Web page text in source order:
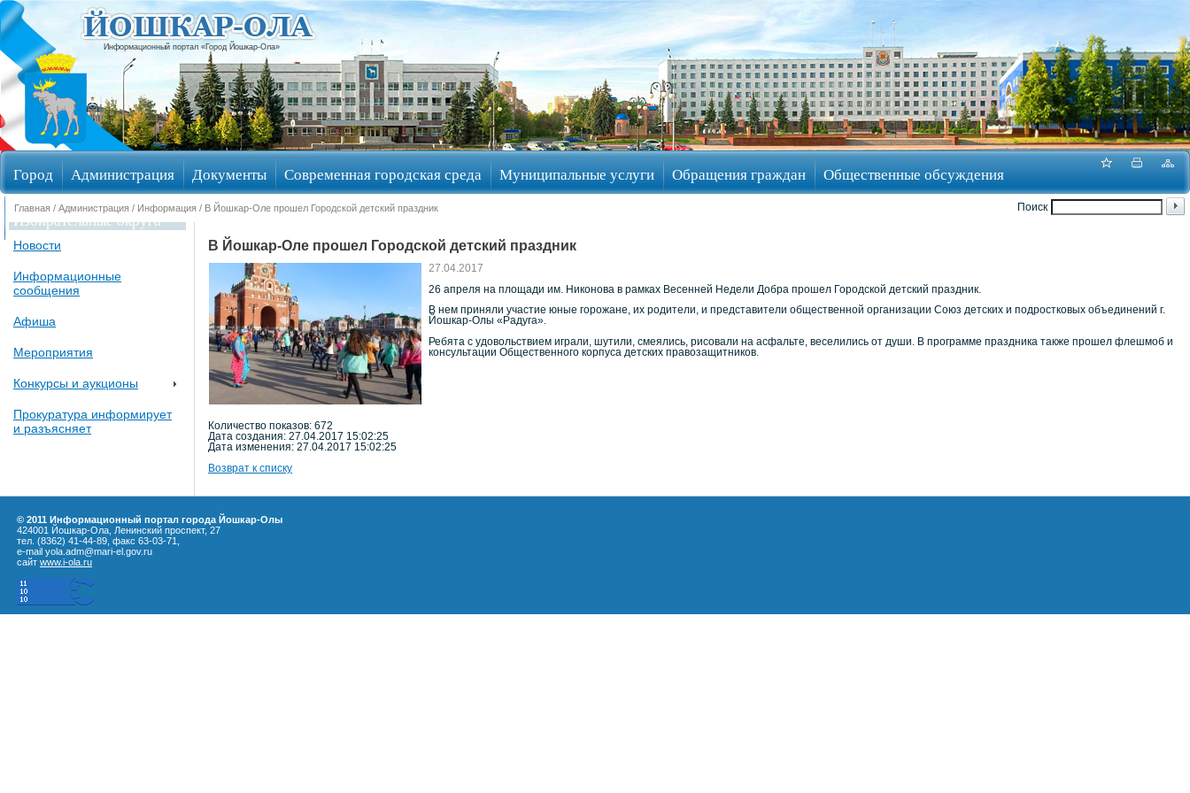
Информационный портал «Город Йошкар-Ола»
Город Администрация Документы Современная городская среда Муниципальные услуги Обращения граждан Общественные обсуждения
Избирательные округа
Поиск
Главная / Администрация / Информация / В Йошкар-Оле прошел Городской детский праздник
Новости
Информационные
сообщения
Афиша
Мероприятия
Конкурсы и аукционы
Прокуратура информирует
и разъясняет
В Йошкар-Оле прошел Городской детский праздник
27.04.2017
26 апреля на площади им. Никонова в рамках Весенней Недели Добра прошел Городской детский праздник.
В нем приняли участие юные горожане, их родители, и представители общественной организации Союз детских и подростковых объединений г.
Йошкар-Олы «Радуга».
Ребята с удовольствием играли, шутили, смеялись, рисовали на асфальте, веселились от души. В программе праздника также прошел флешмоб и
консультации Общественного корпуса детских правозащитников.
Количество показов: 672
Дата создания: 27.04.2017 15:02:25
Дата изменения: 27.04.2017 15:02:25
Возврат к списку
© 2011 Информационный портал города Йошкар-Олы
424001 Йошкар-Ола, Ленинский проспект, 27
тел. (8362) 41-44-89, факс 63-03-71,
e-mail yola.adm@mari-el.gov.ru
сайт www.i-ola.ru